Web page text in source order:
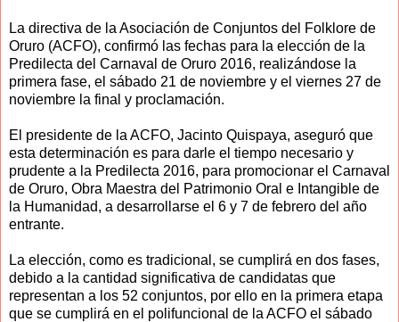
La directiva de la Asociación de Conjuntos del Folklore de
Oruro (ACFO), confirmó las fechas para la elección de la
Predilecta del Carnaval de Oruro 2016, realizándose la
primera fase, el sábado 21 de noviembre y el viernes 27 de
noviembre la final y proclamación.
El presidente de la ACFO, Jacinto Quispaya, aseguró que
esta determinación es para darle el tiempo necesario y
prudente a la Predilecta 2016, para promocionar el Carnaval
de Oruro, Obra Maestra del Patrimonio Oral e Intangible de
la Humanidad, a desarrollarse el 6 y 7 de febrero del año
entrante.
La elección, como es tradicional, se cumplirá en dos fases,
debido a la cantidad significativa de candidatas que
representan a los 52 conjuntos, por ello en la primera etapa
que se cumplirá en el polifuncional de la ACFO el sábado